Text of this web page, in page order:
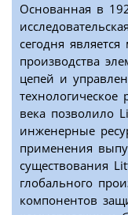
Основанная в
сегодня
производства
цепей и
технологическое
века позволило
инженерные
применения
существования
глобального
компонентов